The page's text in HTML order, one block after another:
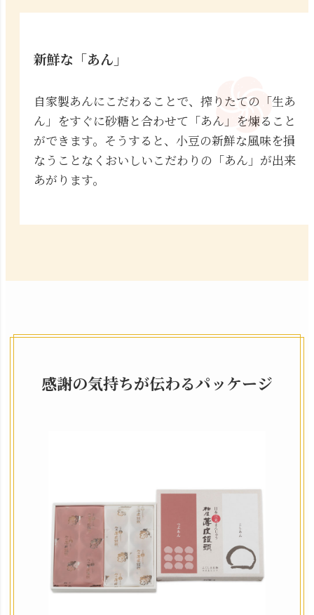
新鮮な「あん」
自家製あんにこだわることで、搾りたての「生あ
ん」をすぐに砂糖と合わせて「あん」を煉ること
ができます。そうすると、小豆の新鮮な風味を損
なうことなくおいしいこだわりの「あん」が出来
あがります。
感謝の気持ちが伝わるパッケージ